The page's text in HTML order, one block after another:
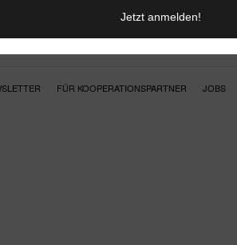
FÜR KOOPERATIONSPARTNER JOBS